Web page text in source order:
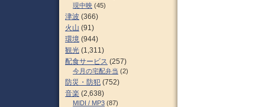
現中映 (45)
津波 (366)
火山 (91)
環境 (944)
観光 (1,311)
配食サービス (257)
今月の宅配弁当 (2)
防災・防犯 (752)
音楽 (2,638)
MIDI / MP3 (87)